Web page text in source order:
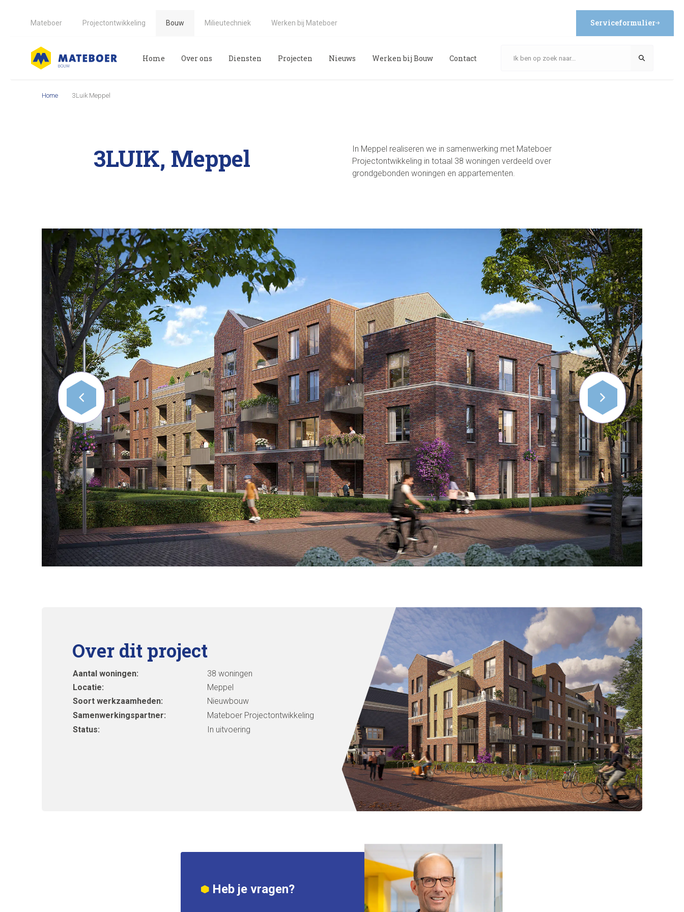
Mateboer Projectontwikkeling Bouw Milieutechniek Werken bij Mateboer Serviceformulier
Home Over ons Diensten Projecten Nieuws Werken bij Bouw Contact
Home 3Luik Meppel
3LUIK, Meppel
In Meppel realiseren we in samenwerking met Mateboer
Projectontwikkeling in totaal 38 woningen verdeeld over
grondgebonden woningen en appartementen.
Over dit project
Aantal woningen:
38 woningen
Locatie:
Meppel
Soort werkzaamheden:
Nieuwbouw
Samenwerkingspartner:
Mateboer Projectontwikkeling
Status:
In uitvoering
Heb je vragen?